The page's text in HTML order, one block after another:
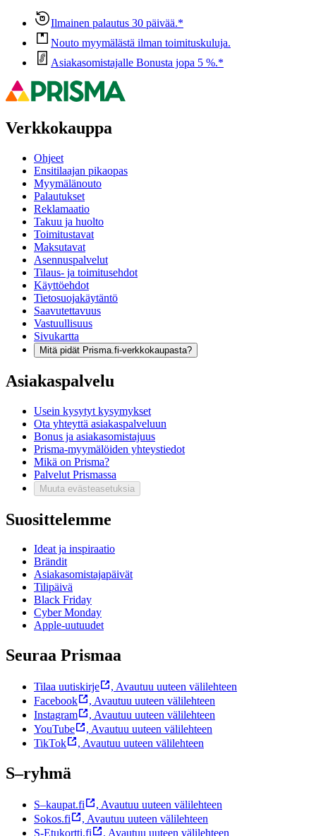
Ilmainen palautus 30 päivää.*
Nouto myymälästä ilman toimituskuluja.
Asiakasomistajalle Bonusta jopa 5 %.*
Verkkokauppa
Ohjeet
Ensitilaajan pikaopas
Myymälänouto
Palautukset
Reklamaatio
Takuu ja huolto
Toimitustavat
Maksutavat
Asennuspalvelut
Tilaus- ja toimitusehdot
Käyttöehdot
Tietosuojakäytäntö
Saavutettavuus
Vastuullisuus
Sivukartta
Mitä pidät Prisma.fi-verkkokaupasta?
Asiakaspalvelu
Usein kysytyt kysymykset
Ota yhteyttä asiakaspalveluun
Bonus ja asiakasomistajuus
Prisma-myymälöiden yhteystiedot
Mikä on Prisma?
Palvelut Prismassa
Muuta evästeasetuksia
Suosittelemme
Ideat ja inspiraatio
Brändit
Asiakasomistajapäivät
Tilipäivä
Black Friday
Cyber Monday
Apple-uutuudet
Seuraa Prismaa
Tilaa uutiskirje , Avautuu uuteen välilehteen
Facebook
, Avautuu uuteen välilehteen
Instagram
, Avautuu uuteen välilehteen
YouTube
, Avautuu uuteen välilehteen
TikTok
, Avautuu uuteen välilehteen
S–ryhmä
S–kaupat.fi , Avautuu uuteen välilehteen
Sokos.fi
, Avautuu uuteen välilehteen
S-Etukortti.fi
, Avautuu uuteen välilehteen